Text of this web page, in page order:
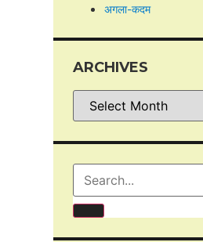
अगला-कदम
ARCHIVES